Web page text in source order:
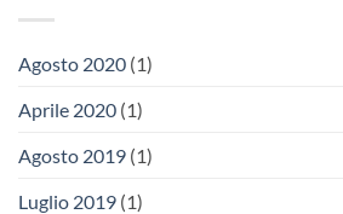
Agosto 2020 (1)
Aprile 2020 (1)
Agosto 2019 (1)
Luglio 2019 (1)